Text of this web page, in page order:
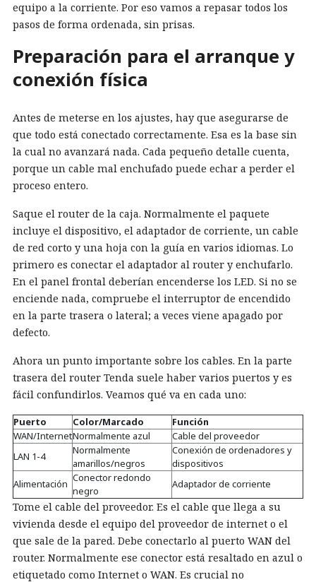
equipo a la corriente. Por eso vamos a repasar todos los
pasos de forma ordenada, sin prisas.
Preparación para el arranque y
conexión física
Antes de meterse en los ajustes, hay que asegurarse de
que todo está conectado correctamente. Esa es la base sin
la cual no avanzará nada. Cada pequeño detalle cuenta,
porque un cable mal enchufado puede echar a perder el
proceso entero.
Saque el router de la caja. Normalmente el paquete
incluye el dispositivo, el adaptador de corriente, un cable
de red corto y una hoja con la guía en varios idiomas. Lo
primero es conectar el adaptador al router y enchufarlo.
En el panel frontal deberían encenderse los LED. Si no se
enciende nada, compruebe el interruptor de encendido
en la parte trasera o lateral; a veces viene apagado por
defecto.
Ahora un punto importante sobre los cables. En la parte
trasera del router Tenda suele haber varios puertos y es
fácil confundirlos. Veamos qué va en cada uno:
Puerto Color/Marcado
Función
WAN/InternetNormalmente azul
Cable del proveedor
LAN 1-4
Normalmente
amarillos/negros
Conexión de ordenadores y
dispositivos
Alimentación Conector redondo
negro
Adaptador de corriente
Tome el cable del proveedor. Es el cable que llega a su
vivienda desde el equipo del proveedor de internet o el
que sale de la pared. Debe conectarlo al puerto WAN del
router. Normalmente ese conector está resaltado en azul o
etiquetado como Internet o WAN. Es crucial no